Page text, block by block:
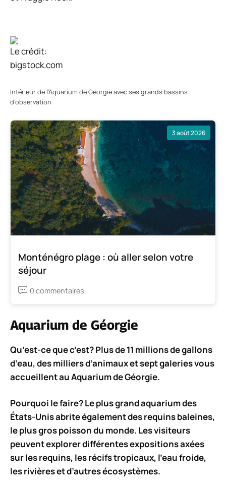
Le crédit:
bigstock.com
Intérieur de l’Aquarium de Géorgie avec ses grands bassins
d’observation
3 août 2026
Monténégro plage : où aller selon votre
séjour
0 commentaires
Aquarium de Géorgie
Qu’est-ce que c’est? Plus de 11 millions de gallons
d’eau, des milliers d’animaux et sept galeries vous
accueillent auAquarium de Géorgie.
Pourquoi le faire? Le plus grand aquarium des
États-Unis abrite également des requins baleines,
le plus gros poisson du monde. Les visiteurs
peuvent explorer différentes expositions axées
sur les requins, les récifs tropicaux, l’eau froide,
les rivières et d’autres écosystèmes.